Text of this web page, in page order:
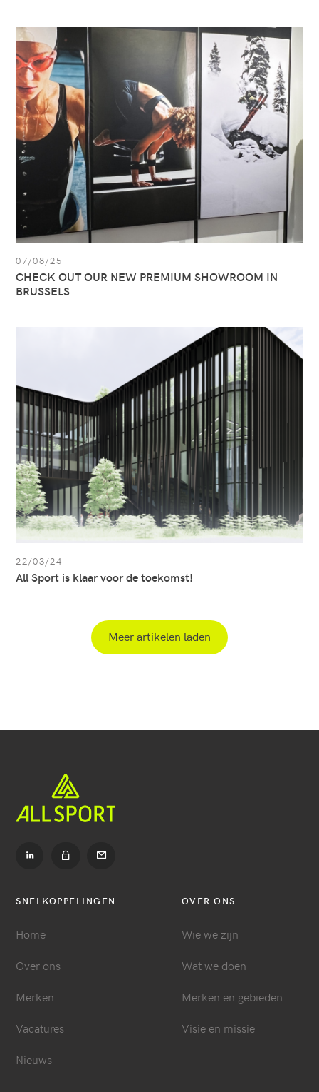
Zie
artikel:
CHECK
OUT
OUR
NEW
PREMIUM
SHOWROOM
IN
BRUSSELS
07/08/25
CHECK OUT OUR NEW PREMIUM SHOWROOM IN
BRUSSELS
klaar
voor
de
toekomst!
22/03/24
All Sport is klaar voor de toekomst!
Meer artikelen laden
Secundaire
naar
Dealer
login
SNELKOPPELINGEN
Home
Over ons
Merken
Vacatures
Nieuws
OVER ONS
Wie we zijn
Wat we doen
Merken en gebieden
Visie en missie